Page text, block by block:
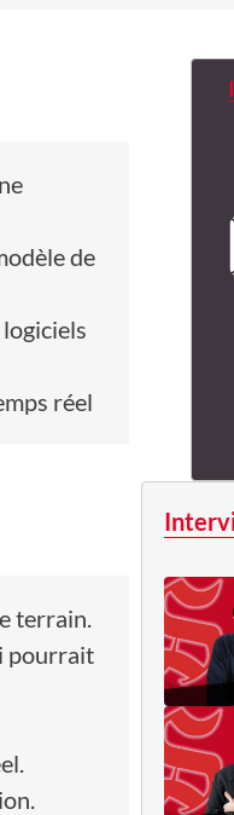
de
réel
terrain.
pourrait